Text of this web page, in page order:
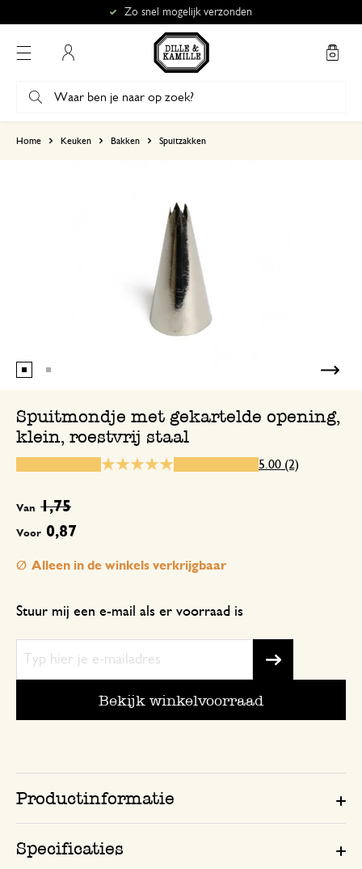
Zo snel mogelijk verzonden
Home Keuken Bakken Spuitzakken
Spuitmondje met gekartelde opening,
klein, roestvrij staal
5.00 (2)
Voor 0,87
Van 1,75
Stuur mij een e-mail als er voorraad is
Bekijk winkelvoorraad
Alleen in de winkels verkrijgbaar
Productinformatie
Specificaties
9 augustus 2025
10 december 2024
Enkel een score, geen toelichting